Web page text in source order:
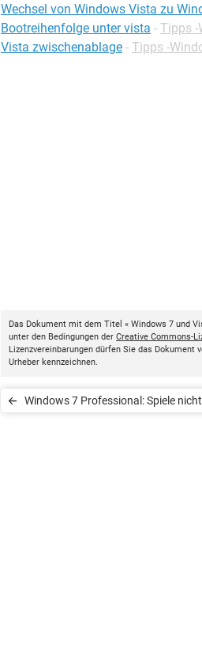
Wechsel von Windows Vista zu
Bootreihenfolge unter vista - Tipps -
Vista zwischenablage - Tipps -
Das Dokument mit dem Titel « Windows 7 und
unter den Bedingungen der Creative Commons-
Lizenzvereinbarungen dürfen Sie das Dokument
Urheber kennzeichnen.
Windows 7 Professional: Spiele nicht